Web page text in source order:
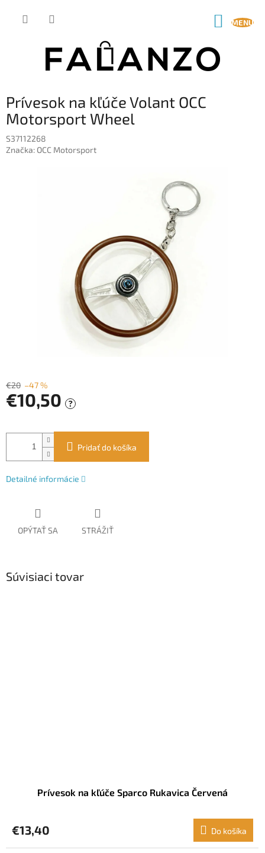
Prívesok na kľúče Volant OCC
Motorsport Wheel
S37112268
Značka: OCC Motorsport
€20 –47 %
€10,50 ?
cena:
Pridať do košíka
Detailné informácie
OPÝTAŤ SA STRÁŽIŤ
Súvisiaci tovar
Prívesok na kľúče Sparco Rukavica Červená
€13,40 Do košíka